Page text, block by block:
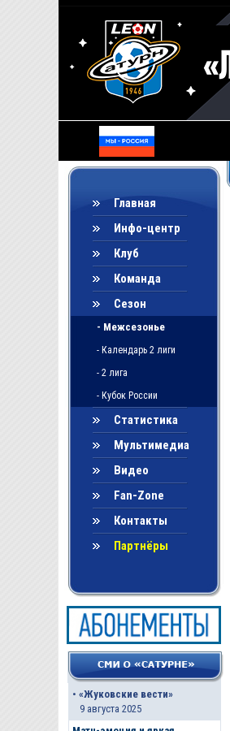
Главная
Инфо-центр
Клуб
Команда
Сезон
- Межсезонье
- Календарь 2 лиги
- 2 лига
- Кубок России
Статистика
Мультимедиа
Видео
Fan-Zone
Контакты
Партнёры
• «Жуковские вести»
9 августа 2025